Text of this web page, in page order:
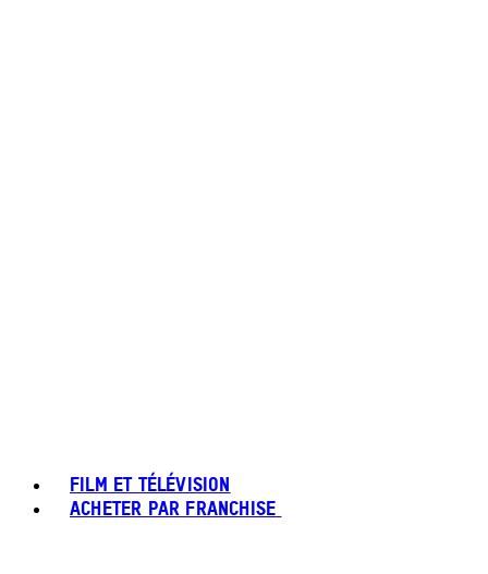
FILM ET TÉLÉVISION
ACHETER PAR FRANCHISE